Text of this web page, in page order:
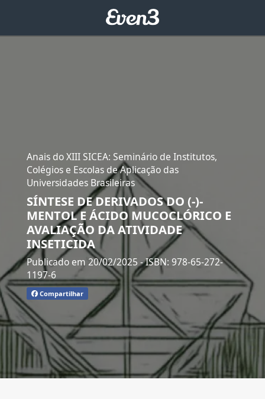
Anais do XIII SICEA: Seminário de Institutos,
Colégios e Escolas de Aplicação das
Universidades Brasileiras
SÍNTESE DE DERIVADOS DO (-)-
MENTOL E ÁCIDO MUCOCLÓRICO E
AVALIAÇÃO DA ATIVIDADE
INSETICIDA
Publicado em 20/02/2025 - ISBN: 978-65-272-
1197-6
Compartilhar